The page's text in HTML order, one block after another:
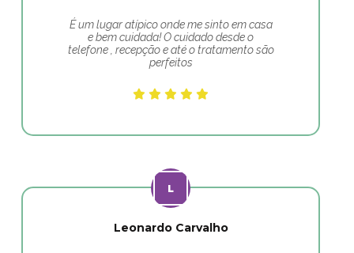
É um lugar atípico onde me sinto em casa
e bem cuidada! O cuidado desde o
telefone , recepção e até o tratamento são
perfeitos
Leonardo Carvalho